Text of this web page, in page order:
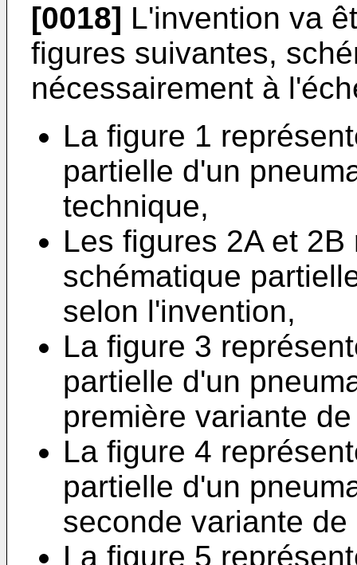
[0018] L'invention va
figures suivantes,
nécessairement à
La figure 1
partielle d'un
technique,
Les figures 2A et
schématique
selon l'invention,
La figure 3
partielle d'un
première variante
La figure 4
partielle d'un
seconde variante
La figure 5